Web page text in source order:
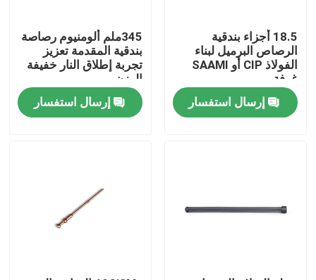
مراقبة الجودة
اتصل بنا
18.5 أجزاء بندقية
الرصاص البرميل لبناء
الفولاذ CIP أو SAAMI
غرفة
إرسال استفسار
345ملم ألومنيوم رصاصة
بندقية المقدمة تعزيز
تجربة إطلاق النار خفيفة
الوزن
إرسال استفسار